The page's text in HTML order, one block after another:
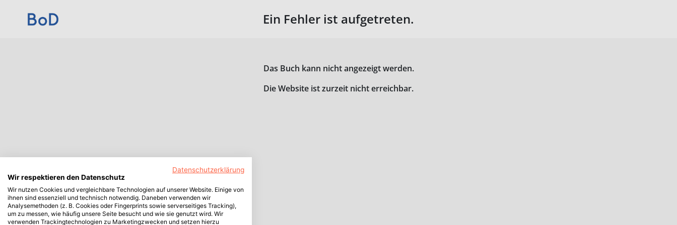
Ein Fehler ist aufgetreten.
Das Buch kann nicht angezeigt werden.
Die Website ist zurzeit nicht erreichbar.
Datenschutzerklärung
Wir respektieren den Datenschutz
Wir nutzen Cookies und vergleichbare Technologien auf unserer Website. Einige von
ihnen sind essenziell und technisch notwendig. Daneben verwenden wir
Analysemethoden (z. B. Cookies oder Fingerprints sowie serverseitiges Tracking),
um zu messen, wie häufig unsere Seite besucht und wie sie genutzt wird. Wir
verwenden Trackingtechnologien zu Marketingzwecken und setzen hierzu